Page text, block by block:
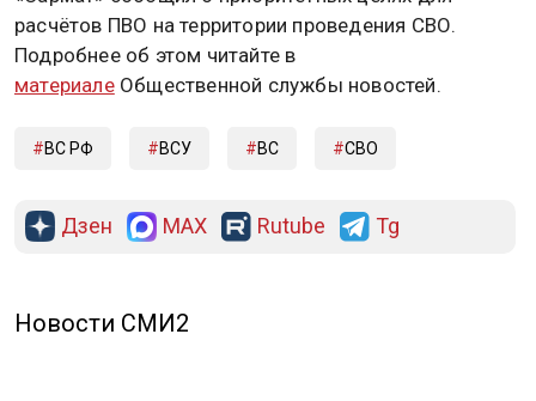
расчётов ПВО на территории проведения СВО.
Подробнее об этом читайте в
материалеОбщественной службы новостей.
ВС РФ ВСУ ВС СВО
Дзен MAX Rutube Tg
Новости СМИ2